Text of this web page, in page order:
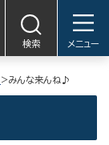
検索 メニュー
>みんな来んね♪